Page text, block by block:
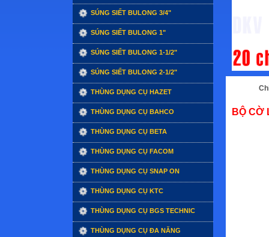
SÚNG SIẾT BULONG 3/4"
SÚNG SIẾT BULONG 1"
SÚNG SIẾT BULONG 1-1/2"
SÚNG SIẾT BULONG 2-1/2"
THÙNG DỤNG CỤ HAZET
THÙNG DỤNG CỤ BAHCO
THÙNG DỤNG CỤ BETA
THÙNG DỤNG CỤ FACOM
THÙNG DỤNG CỤ SNAP ON
THÙNG DỤNG CỤ KTC
THÙNG DỤNG CỤ BGS TECHNIC
THÙNG DỤNG CỤ ĐA NĂNG
BỘ CỜ